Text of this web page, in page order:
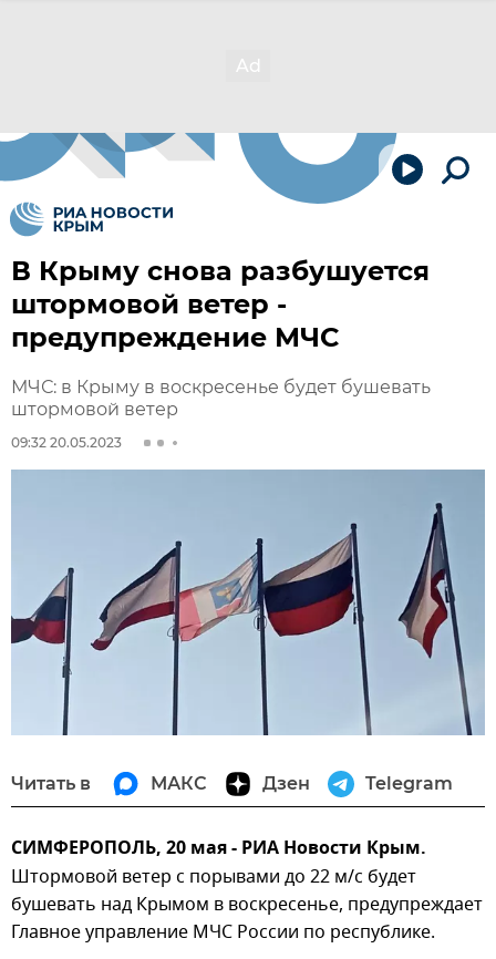
В Крыму снова разбушуется
штормовой ветер -
предупреждение МЧС
МЧС: в Крыму в воскресенье будет бушевать
штормовой ветер
09:32 20.05.2023
Читать в МАКС Дзен Telegram
СИМФЕРОПОЛЬ, 20 мая - РИА Новости Крым.
Штормовой ветер с порывами до 22 м/с будет
бушевать над Крымом в воскресенье, предупреждает
Главное управление МЧС России по республике.